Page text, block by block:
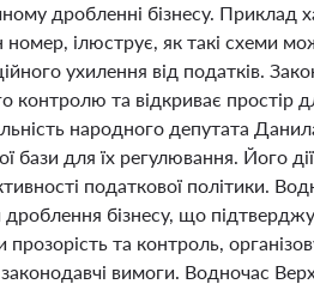
дробленні бізнесу. Приклад
ілюструє, як такі схеми
ухилення від податків.
контролю та відкриває простір
народного депутата
бази для їх регулювання. Його
податкової політики.
дроблення бізнесу, що
та контроль,
законодавчі вимоги. Водночас